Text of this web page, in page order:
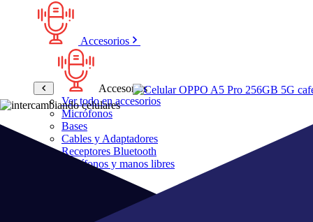
Accesorios
Accesorios
Ver todo en accesorios
Micrófonos
Bases
Cables y Adaptadores
Receptores Bluetooth
Audífonos y manos libres